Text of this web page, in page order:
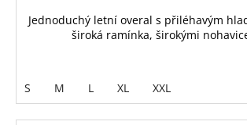
Jednoduchý letní overal s přiléhavým
široká ramínka, širokými
S M L XL XXL